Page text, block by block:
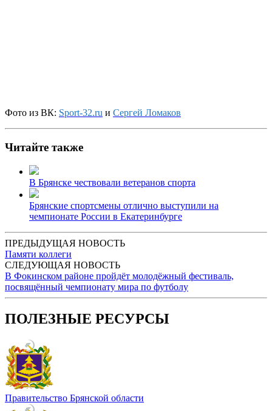
Фото из ВК: Sport-32.ru и Сергей Ломаков
Читайте также
В Брянске чествовали ветеранов спорта
Брянские спортсмены отлично выступили на
чемпионате России в Екатеринбурге
ПРЕДЫДУЩАЯ НОВОСТЬ
Памяти коллеги
СЛЕДУЮЩАЯ НОВОСТЬ
В Фокинском районе пройдёт молодёжный фестиваль,
посвящённый чемпионату мира по футболу
ПОЛЕЗНЫЕ РЕСУРСЫ
Правительство Брянской области